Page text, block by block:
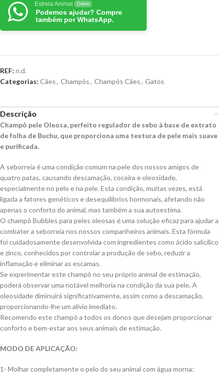
Estrela Animal Online
Podemos ajudar? Compre
também por WhatsApp.
REF: n.d.
Categorias: Cães, Champôs, Champôs Cães, Gatos
Descrição
Champô pele Oleosa, perfeito regulador de sebo à base de extrato
de folha de Buchu, que proporciona uma textura de pele mais suave
e purificada.
A seborreia é uma condição comum na pele dos nossos amigos de
quatro patas, causando descamação, coceira e oleosidade,
especialmente no pelo e na pele. Esta condição, muitas vezes, está
ligada a fatores genéticos e desequilíbrios hormonais, afetando não
apenas o conforto do animal, mas também a sua autoestima.
O champô Bubbles para peles oleosas é uma solução eficaz para ajudar a
combater a seborreia nos nossos companheiros animais. Esta fórmula
foi cuidadosamente desenvolvida com ingredientes como ácido salicílico
e zinco, conhecidos por controlar a produção de sebo, reduzir a
inflamação e eliminar as escamas.
Se experimentar este champô no seu próprio animal de estimação,
poderá observar uma notável melhoria na condição da sua pele. A
oleosidade diminuirá significativamente, assim como a descamação,
proporcionando-lhe um alívio imediato.
Recomendo este champô a todos os donos que desejam proporcionar
conforto e bem-estar aos seus animais de estimação.
MODO DE APLICAÇÃO:
1- Molhar completamente o pelo do seu animal com água morna;